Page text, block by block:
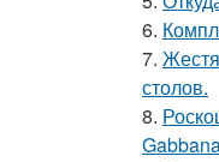
6.
7.
столов.
8.